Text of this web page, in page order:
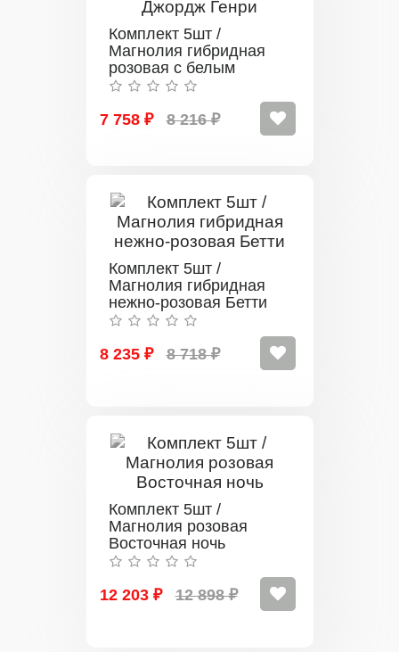
Комплект 5шт /
Магнолия гибридная
розовая с белым
Джордж Генри
7 758 ₽
8 216 ₽
Комплект 5шт /
Магнолия гибридная
нежно-розовая Бетти
8 235 ₽ 8 718 ₽
Комплект 5шт /
Магнолия розовая
Восточная ночь
12 203 ₽ 12 898 ₽